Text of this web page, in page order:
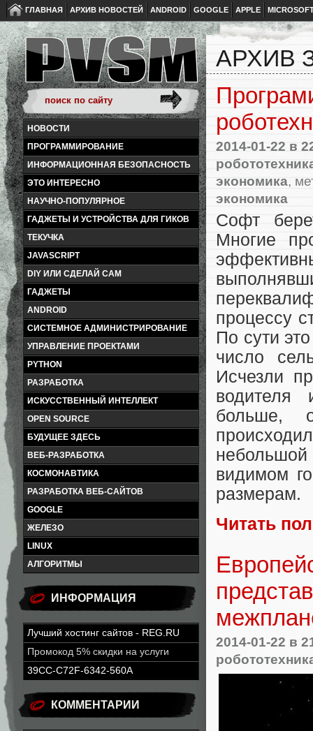
ГЛАВНАЯ АРХИВ НОВОСТЕЙ ANDROID GOOGLE APPLE
НОВОСТИ
ПРОГРАММИРОВАНИЕ
ИНФОРМАЦИОННАЯ БЕЗОПАСНОСТЬ
ЭТО ИНТЕРЕСНО
НАУЧНО-ПОПУЛЯРНОЕ
ГАДЖЕТЫ И УСТРОЙСТВА ДЛЯ ГИКОВ
ТЕКУЧКА
JAVASCRIPT
DIY ИЛИ СДЕЛАЙ САМ
ГАДЖЕТЫ
ANDROID
СИСТЕМНОЕ АДМИНИСТРИРОВАНИЕ
УПРАВЛЕНИЕ ПРОЕКТАМИ
PYTHON
РАЗРАБОТКА
ИСКУССТВЕННЫЙ ИНТЕЛЛЕКТ
OPEN SOURCE
БУДУЩЕЕ ЗДЕСЬ
ВЕБ-РАЗРАБОТКА
КОСМОНАВТИКА
РАЗРАБОТКА ВЕБ-САЙТОВ
GOOGLE
ЖЕЛЕЗО
LINUX
АЛГОРИТМЫ
ИНФОРМАЦИЯ
Лучший хостинг сайтов - REG.RU
Промокод 5% скидки на услуги
39CC-C72F-6342-560A
КОММЕНТАРИИ
АРХИВ
2014-01-22 в
экономика,
экономика
Софт
Многие
процессу
По сути
число
Исчезли
водителя
больше,
видимом
размерам.
Читать
2014-01-22 в